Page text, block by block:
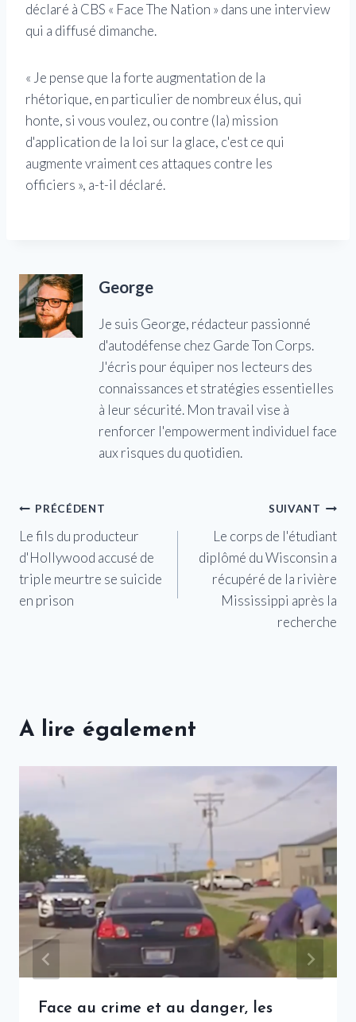
déclaré à CBS « Face The Nation » dans une interview
qui a diffusé dimanche.
« Je pense que la forte augmentation de la
rhétorique, en particulier de nombreux élus, qui
honte, si vous voulez, ou contre (la) mission
d'application de la loi sur la glace, c'est ce qui
augmente vraiment ces attaques contre les
officiers », a-t-il déclaré.
George
Je suis George, rédacteur passionné
d'autodéfense chez Garde Ton Corps.
J'écris pour équiper nos lecteurs des
connaissances et stratégies essentielles
à leur sécurité. Mon travail vise à
renforcer l'empowerment individuel face
aux risques du quotidien.
Navigation
de
l’article
PRÉCÉDENT
Le fils du producteur
d'Hollywood accusé de
triple meurtre se suicide
en prison
SUIVANT
Le corps de l'étudiant
diplômé du Wisconsin a
récupéré de la rivière
Mississippi après la
recherche
A lire également
Face au crime et au danger, les